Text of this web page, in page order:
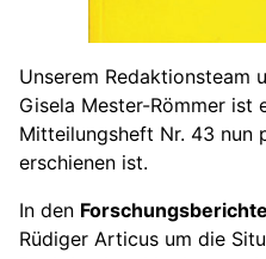
Unserem Redaktionsteam
Gisela Mester-Römmer ist
Mitteilungsheft Nr. 43 nun
erschienen ist.
In den
Rüdiger Articus um die